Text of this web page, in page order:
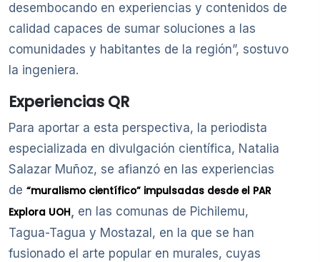
desembocando en experiencias y contenidos de
calidad capaces de sumar soluciones a las
comunidades y habitantes de la región”, sostuvo
la ingeniera.
Experiencias QR
Para aportar a esta perspectiva, la periodista
especializada en divulgación científica, Natalia
Salazar Muñoz, se afianzó en las experiencias
de “muralismo científico” impulsadas desde el PAR
Explora UOH, en las comunas de Pichilemu,
Tagua-Tagua y Mostazal, en la que se han
fusionado el arte popular en murales, cuyas